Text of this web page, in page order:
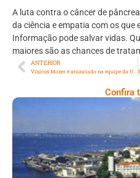
A luta contra o câncer de
da ciência e empatia com os
Informação pode salvar vidas.
maiores são as chances de
ANTERIOR
Confira
Ilha Das Cobras,
Escondido No